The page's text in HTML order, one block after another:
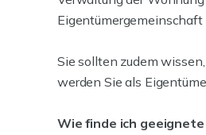
Sie sollten zudem
werden Sie als
Wie finde ich